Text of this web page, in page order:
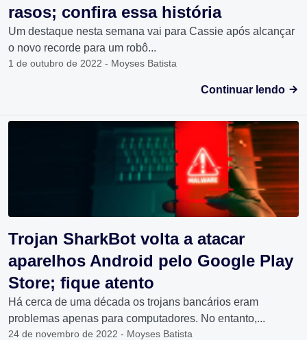
rasos; confira essa história
Um destaque nesta semana vai para Cassie após alcançar
o novo recorde para um robô...
1 de outubro de 2022 - Moyses Batista
Continuar lendo
Trojan SharkBot volta a atacar
aparelhos Android pelo Google Play
Store; fique atento
Há cerca de uma década os trojans bancários eram
problemas apenas para computadores. No entanto,...
24 de novembro de 2022 - Moyses Batista